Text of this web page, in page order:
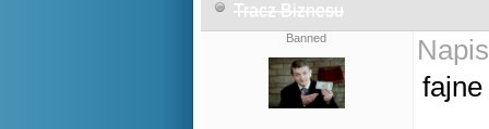
Tracz Biznesu
Banned
fajne